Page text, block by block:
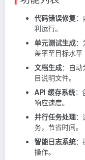
代码错误修复
利运行。
单元测试生成
盖率至目标水平
文档生成：自
目说明文件。
API 缓存系统：
响应速度。
并行任务处理
务，节省时间。
智能日志系统
操作。